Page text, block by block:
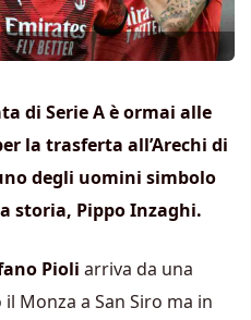
di Serie A è ormai alle
la trasferta all’Arechi di
degli uomini simbolo
storia, Pippo Inzaghi.
Pioli arriva da una
Monza a San Siro ma in